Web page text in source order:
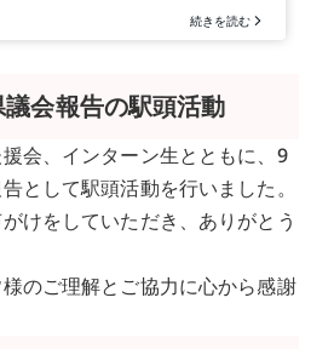
会報告の駅頭活動
会、インターン生とともに、9
として駅頭活動を行いました。
けをしていただき、ありがとう
のご理解とご協力に心から感謝